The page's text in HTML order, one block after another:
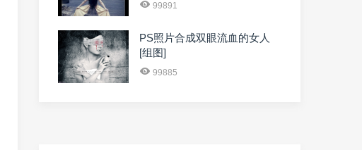
99891
PS照片合成双眼流血的女人
[组图]
99885